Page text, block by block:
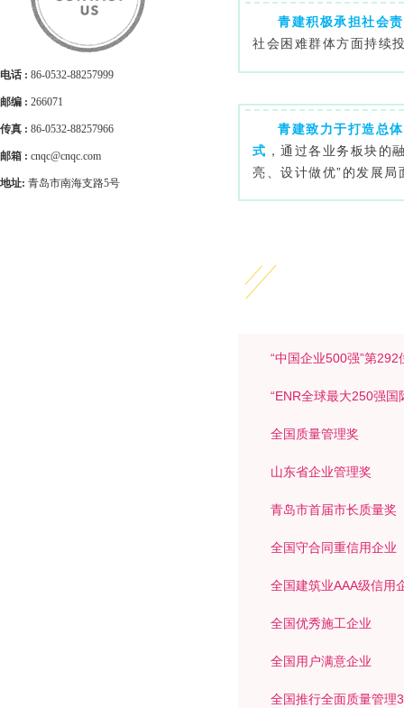
电话 : 86-0532-88257999
邮编 : 266071
传真 : 86-0532-88257966
邮箱 : cnqc@cnqc.com
地址: 青岛市南海支路5号
青建积极承担社会
社会困难群体方面持续
青建致力于打造总
式 ，通过各业务板块的
亮、设计做优”的发展局
“中国企业500强”第292
“ENR全球最大250强国
全国质量管理奖
山东省企业管理奖
青岛市首届市长质量奖
全国守合同重信用企业
全国建筑业AAA级信用
全国优秀施工企业
全国用户满意企业
全国推行全面质量管理